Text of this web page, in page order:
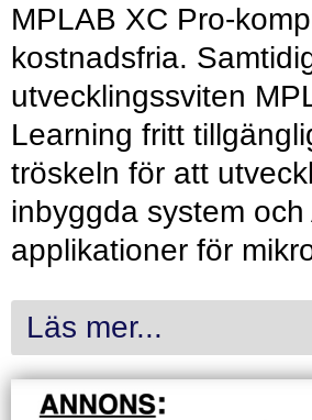
MPLAB XC Pro-
kostnadsfria.
utvecklingssviten
Learning fritt
tröskeln för att
inbyggda system och
applikationer för
Läs mer...